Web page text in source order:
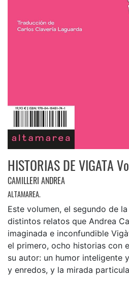
HISTORIAS DE VIGATA
CAMILLERI ANDREA
ALTAMAREA.
Este volumen, el segundo de
distintos relatos que Andrea
imaginada e inconfundible
el primero, ocho historias con
su autor: un humor inteligente
y enredos, y la mirada